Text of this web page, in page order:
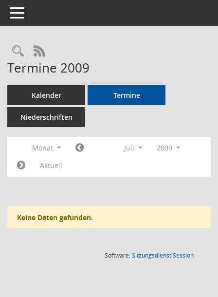
Toggle navigation
Rechercheauswahl
RSS-Feed
Termine 2009
Kalender Termine
Niederschriften
Monat Juli
2009
Aktuell
Keine Daten gefunden.
Software:SitzungsdienstSession(Wird in